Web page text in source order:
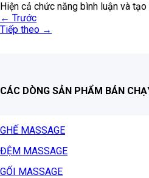
Hiện cả chức năng bình luận và
← Trước
Tiếp theo →
CÁC DÒNG SẢN PHẨM BÁN
GHẾ MASSAGE
ĐỆM MASSAGE
GỐI MASSAGE